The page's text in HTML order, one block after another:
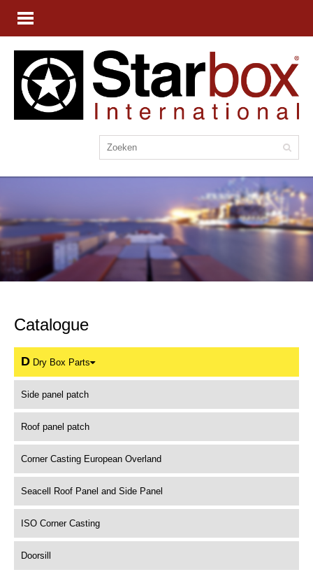
Catalogue
D Dry Box Parts
Side panel patch
Roof panel patch
Corner Casting European Overland
Seacell Roof Panel and Side Panel
ISO Corner Casting
Doorsill